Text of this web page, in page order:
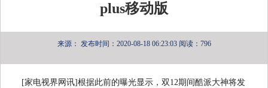
plus移动版
来源： 发布时间：2020-08-18 06:23:03 阅读：796
[家电视界网讯]根据此前的曝光显示，双12期间酷派大神将发